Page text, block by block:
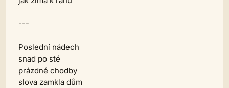
---
Poslední nádech
snad po sté
prázdné chodby
slova zamkla dům